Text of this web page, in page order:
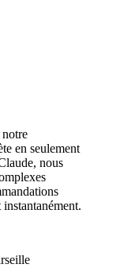
en seulement
nous